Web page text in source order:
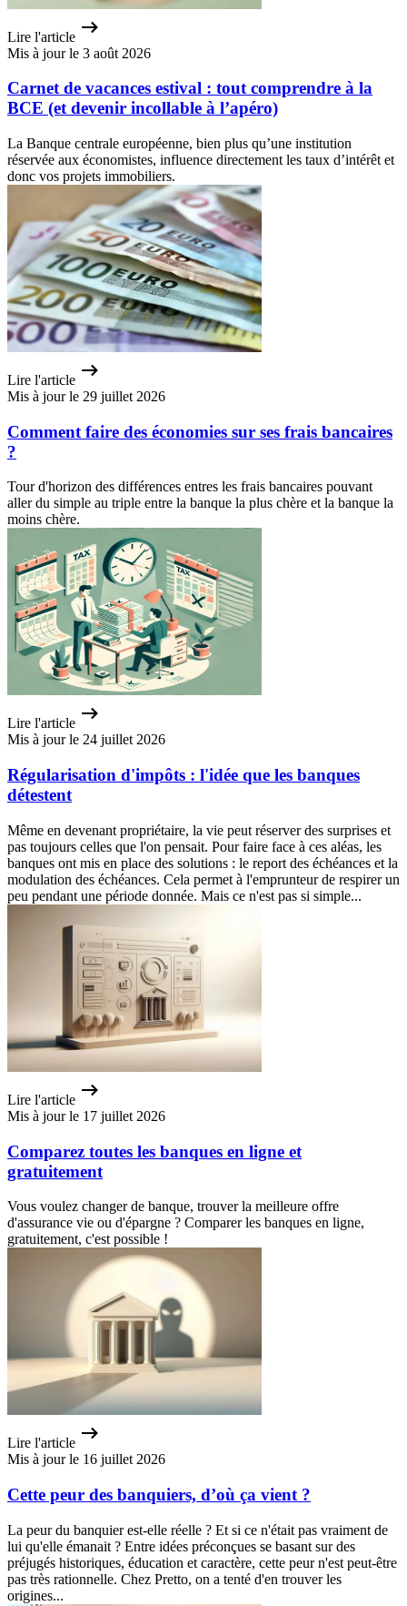
Lire l'article
Mis à jour le 3 août 2026
Carnet de vacances estival : tout comprendre à la
BCE (et devenir incollable à l’apéro)
La Banque centrale européenne, bien plus qu’une institution
réservée aux économistes, influence directement les taux d’intérêt et
donc vos projets immobiliers.
Lire l'article
Mis à jour le 29 juillet 2026
Comment faire des économies sur ses frais bancaires
?
Tour d'horizon des différences entres les frais bancaires pouvant
aller du simple au triple entre la banque la plus chère et la banque la
moins chère.
Lire l'article
Mis à jour le 24 juillet 2026
Régularisation d'impôts : l'idée que les banques
détestent
Même en devenant propriétaire, la vie peut réserver des surprises et
pas toujours celles que l'on pensait. Pour faire face à ces aléas, les
banques ont mis en place des solutions : le report des échéances et la
modulation des échéances. Cela permet à l'emprunteur de respirer un
peu pendant une période donnée. Mais ce n'est pas si simple...
Lire l'article
Mis à jour le 17 juillet 2026
Comparez toutes les banques en ligne et
gratuitement
Vous voulez changer de banque, trouver la meilleure offre
d'assurance vie ou d'épargne ? Comparer les banques en ligne,
gratuitement, c'est possible !
Lire l'article
Mis à jour le 16 juillet 2026
Cette peur des banquiers, d’où ça vient ?
La peur du banquier est-elle réelle ? Et si ce n'était pas vraiment de
lui qu'elle émanait ? Entre idées préconçues se basant sur des
préjugés historiques, éducation et caractère, cette peur n'est peut-être
pas très rationnelle. Chez Pretto, on a tenté d'en trouver les
origines...